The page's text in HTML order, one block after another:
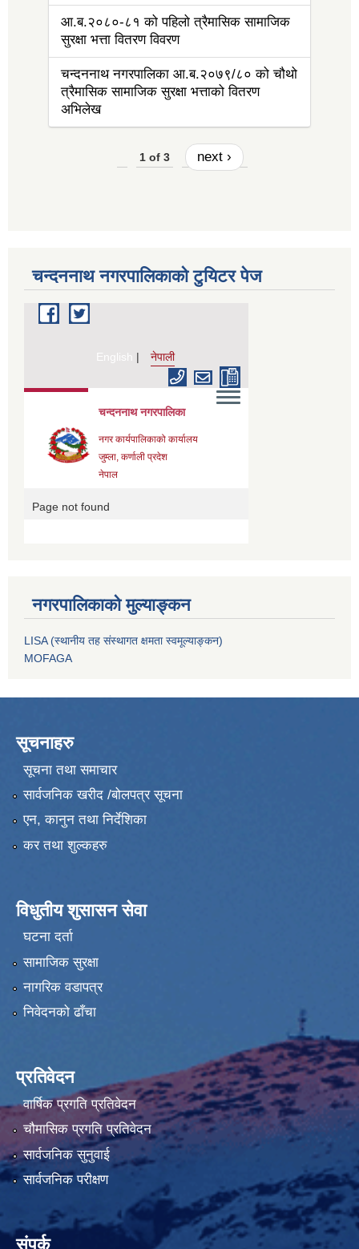
आ.ब.२०८०-८१ को पहिलो त्रैमासिक सामाजिक
सुरक्षा भत्ता वितरण विवरण
चन्दननाथ नगरपालिका आ.ब.२०७९/८० को चौथो
त्रैमासिक सामाजिक सुरक्षा भत्ताको वितरण
अभिलेख
1 of 3 next ›
चन्दननाथ नगरपालिकाको टुयिटर पेज
नगरपालिकाको मुल्याङ्कन
LISA (स्थानीय तह संस्थागत क्षमता स्वमूल्याङ्कन)
MOFAGA
सूचनाहरु
सूचना तथा समाचार
सार्वजनिक खरीद /बोलपत्र सूचना
एन, कानुन तथा निर्देशिका
कर तथा शुल्कहरु
विधुतीय शुसासन सेवा
घटना दर्ता
सामाजिक सुरक्षा
नागरिक वडापत्र
निवेदनको ढाँचा
प्रतिवेदन
वार्षिक प्रगति प्रतिवेदन
चौमासिक प्रगति प्रतिवेदन
सार्वजनिक सुनुवाई
सार्वजनिक परीक्षण
संपर्क